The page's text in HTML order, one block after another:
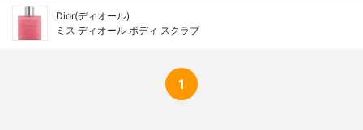
Dior(ディオール)
ミス ディオール ボディ スクラブ
1